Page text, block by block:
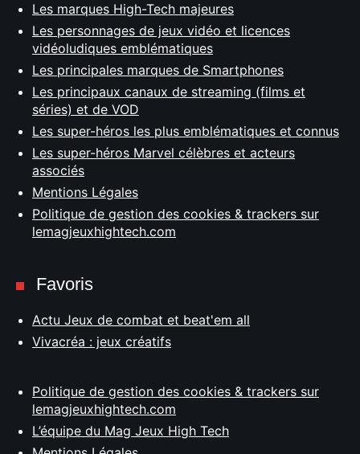
Les marques High-Tech majeures
Les personnages de jeux vidéo et licences
vidéoludiques emblématiques
Les principales marques de Smartphones
Les principaux canaux de streaming (films et
séries) et de VOD
Les super-héros les plus emblématiques et connus
Les super-héros Marvel célèbres et acteurs
associés
Mentions Légales
Politique de gestion des cookies & trackers sur
lemagjeuxhightech.com
Favoris
Actu Jeux de combat et beat'em all
Vivacréa : jeux créatifs
Politique de gestion des cookies & trackers sur
lemagjeuxhightech.com
L’équipe du Mag Jeux High Tech